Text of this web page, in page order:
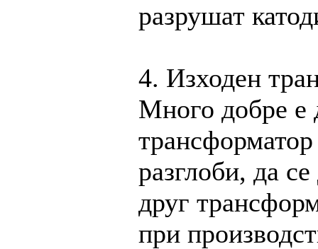
разрушат
4. Изходен
Много добре е
разглоби, да
друг
при